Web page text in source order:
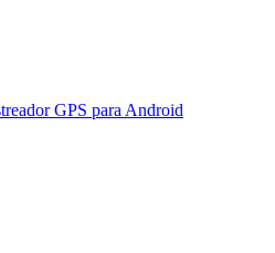
GPS para Android